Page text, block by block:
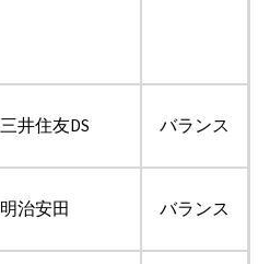
三井住友DS バランス
明治安田 バランス